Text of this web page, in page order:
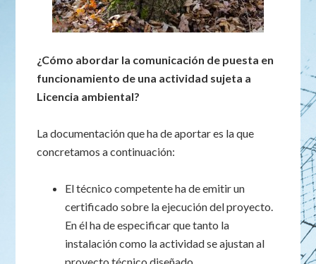
¿Cómo abordar la comunicación de puesta en
funcionamiento de una actividad sujeta a
Licencia ambiental?
La documentación que ha de aportar es la que
concretamos a continuación:
El técnico competente ha de emitir un
certificado sobre la ejecución del proyecto.
En él ha de especificar que tanto la
instalación como la actividad se ajustan al